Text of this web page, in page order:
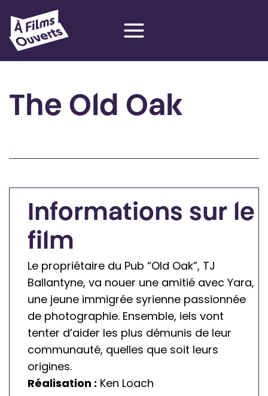
contenu
et
ur
m
m
The Old Oak
Informations sur le
film
Le propriétaire du Pub “Old Oak”, TJ
Ballantyne, va nouer une amitié avec Yara,
une jeune immigrée syrienne passionnée
de photographie. Ensemble, iels vont
tenter d’aider les plus démunis de leur
communauté, quelles que soit leurs
origines.
Réalisation : Ken Loach